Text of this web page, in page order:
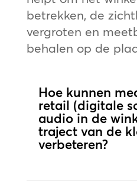
betrekken, de
vergroten en
behalen op de
Hoe kunnen
retail (digitale
audio in de
traject van de
verbeteren?